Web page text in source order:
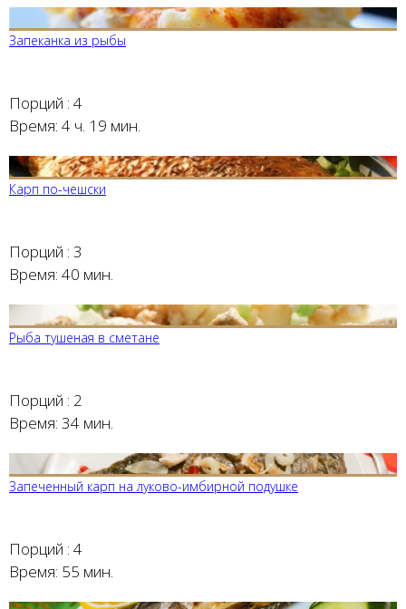
Запеканка из рыбы
Порций : 4
Время: 4 ч. 19 мин.
Карп по-чешски
Порций : 3
Время: 40 мин.
Рыба тушеная в сметане
Порций : 2
Время: 34 мин.
Запеченный карп на луково-имбирной подушке
Порций : 4
Время: 55 мин.